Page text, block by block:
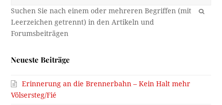
OK
Neueste Beiträge
Erinnerung an die Brennerbahn – Kein Halt mehr
Völsersteg/Fié